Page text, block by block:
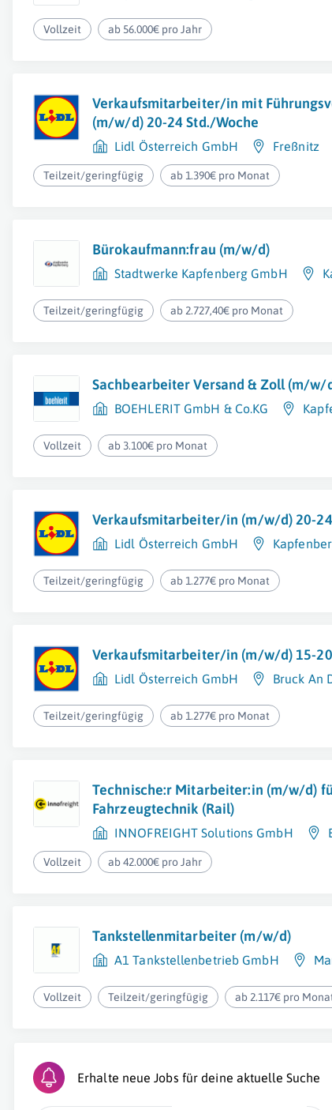
Vollzeit ab 56.000€ pro Jahr
Verkaufsmitarbeiter/in mit
(m/w/d) 20-24 Std./Woche
Lidl Österreich GmbH Freßnitz
Teilzeit/geringfügig ab 1.390€ pro Monat
Bürokaufmann:frau (m/w/d)
Stadtwerke Kapfenberg GmbH
Teilzeit/geringfügig ab 2.727,40€ pro Monat
Sachbearbeiter Versand & Zoll (m/w/
BOEHLERIT GmbH & Co.KG
Vollzeit ab 3.100€ pro Monat
Verkaufsmitarbeiter/in (m/w/d) 20-
Lidl Österreich GmbH
Teilzeit/geringfügig ab 1.277€ pro Monat
Verkaufsmitarbeiter/in (m/w/d) 15-
Lidl Österreich GmbH Bruck An
Teilzeit/geringfügig ab 1.277€ pro Monat
Technische:r Mitarbeiter:in (m/w/d)
Fahrzeugtechnik (Rail)
INNOFREIGHT Solutions GmbH
Vollzeit ab 42.000€ pro Jahr
Tankstellenmitarbeiter (m/w/d)
A1 Tankstellenbetrieb GmbH
Vollzeit Teilzeit/geringfügig ab 2.117€ pro
Erhalte neue Jobs für deine aktuelle Suche